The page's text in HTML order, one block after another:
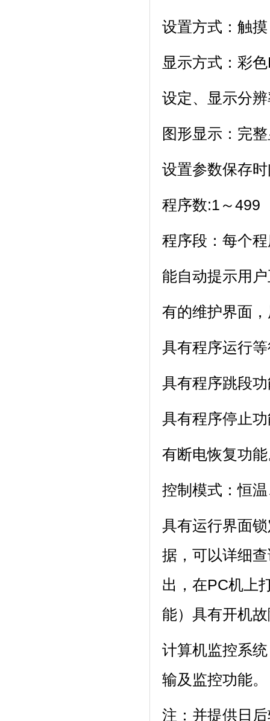
设置方式：触摸
显示方式：
设定、显示
图形显示：完
设置参数保存时
程序数:1～499（
程序段：每个
能自动提示用户
有的维护界面
具有程序运行等
具有程序跳段功能
具有程序停止功能
有断电恢复功能
控制模式：恒温
具有运行界面锁
据，可以详
出，在PC
能）具有开机故
计算机监控系统
输及监控功能。
注：并提供日